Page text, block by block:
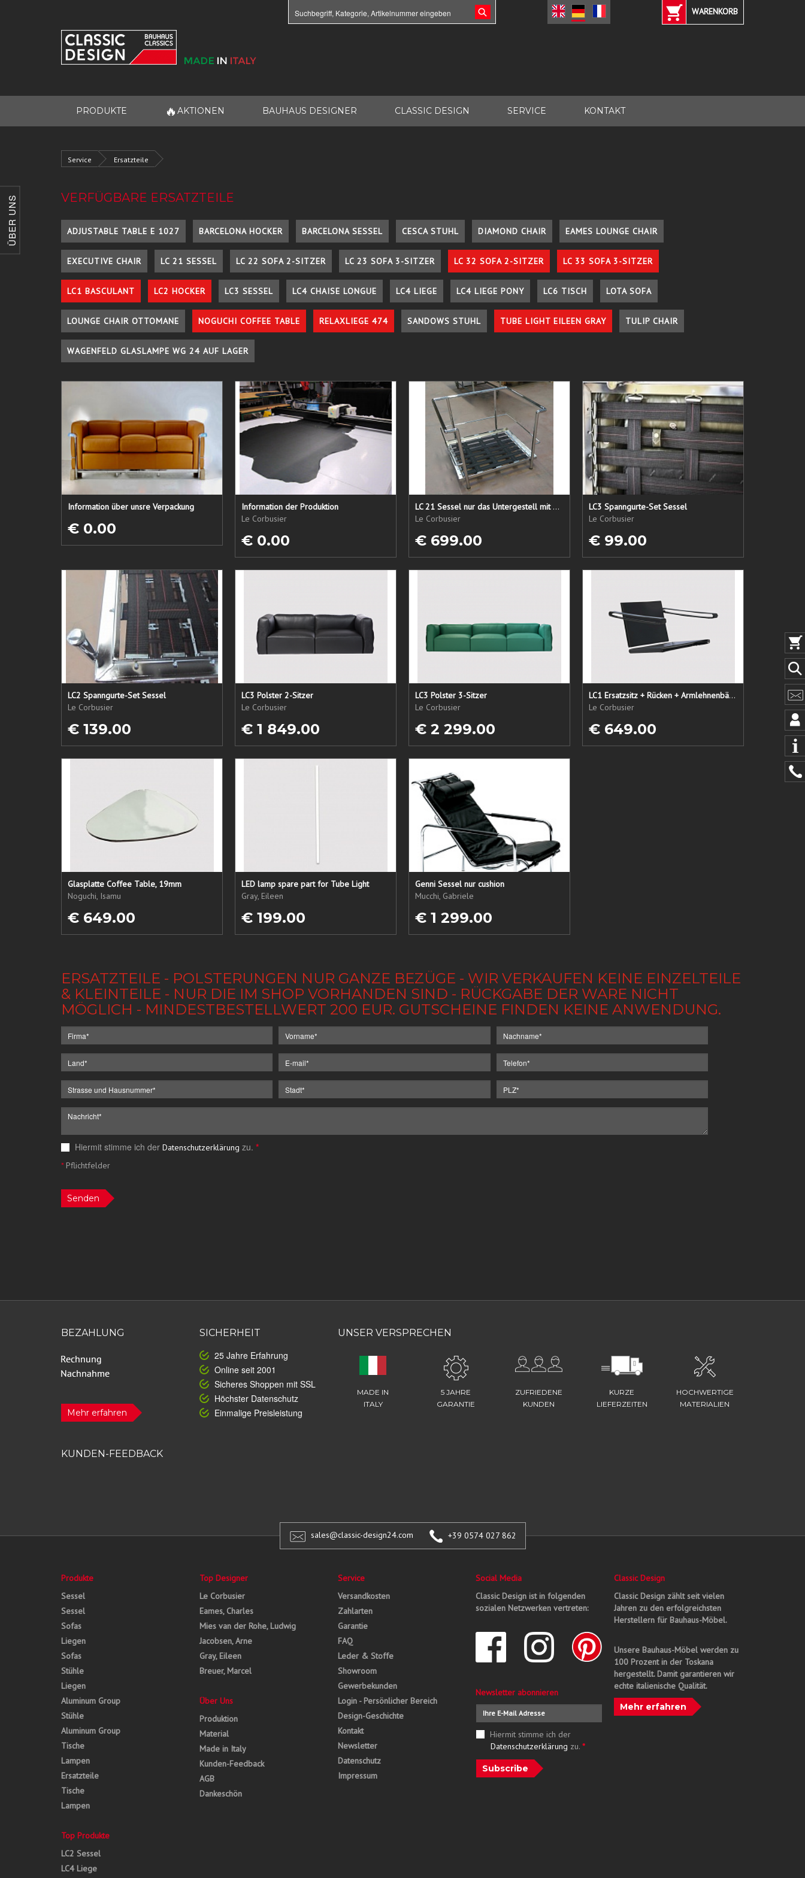
ÜBER UNS
WARENKORB
PRODUKTE 🔥 AKTIONEN BAUHAUS DESIGNER CLASSIC DESIGN SERVICE KONTAKT
Service Ersatzteile
VERFÜGBARE ERSATZTEILE
ADJUSTABLE TABLE E 1027 BARCELONA HOCKER BARCELONA SESSEL CESCA STUHL DIAMOND CHAIR EAMES LOUNGE CHAIR
EXECUTIVE CHAIR LC 21 SESSEL LC 22 SOFA 2-SITZER LC 23 SOFA 3-SITZER LC 32 SOFA 2-SITZER LC 33 SOFA 3-SITZER
LC1 BASCULANT LC2 HOCKER LC3 SESSEL LC4 CHAISE LONGUE LC4 LIEGE LC4 LIEGE PONY LC6 TISCH LOTA SOFA
LOUNGE CHAIR OTTOMANE NOGUCHI COFFEE TABLE RELAXLIEGE 474 SANDOWS STUHL TUBE LIGHT EILEEN GRAY TULIP CHAIR
WAGENFELD GLASLAMPE WG 24 AUF LAGER
Information über unsre Verpackung
€ 0.00
Information der Produktion
Le Corbusier
€ 0.00
LC 21 Sessel nur das Untergestell mit elastischen Straps
Le Corbusier
€ 699.00
LC3 Spanngurte-Set Sessel
Le Corbusier
€ 99.00
LC2 Spanngurte-Set Sessel
Le Corbusier
€ 139.00
LC3 Polster 2-Sitzer
Le Corbusier
€ 1 849.00
LC3 Polster 3-Sitzer
Le Corbusier
€ 2 299.00
LC1 Ersatzsitz + Rücken + Armlehnenbänder
Le Corbusier
€ 649.00
Glasplatte Coffee Table, 19mm
Noguchi, Isamu
€ 649.00
LED lamp spare part for Tube Light
Gray, Eileen
€ 199.00
Genni Sessel nur cushion
Mucchi, Gabriele
€ 1 299.00
ERSATZTEILE - POLSTERUNGEN NUR GANZE BEZÜGE - WIR VERKAUFEN KEINE EINZELTEILE
& KLEINTEILE - NUR DIE IM SHOP VORHANDEN SIND - RÜCKGABE DER WARE NICHT
MÖGLICH - MINDESTBESTELLWERT 200 EUR. GUTSCHEINE FINDEN KEINE ANWENDUNG.
Hiermit stimme ich der Datenschutzerklärung zu. *
*Pflichtfelder
Senden
BEZAHLUNG
Mehr erfahren
SICHERHEIT
25 Jahre Erfahrung
Online seit 2001
Sicheres Shoppen mit SSL
Höchster Datenschutz
Einmalige Preisleistung
UNSER VERSPRECHEN
MADE IN
ITALY
5 JAHRE
GARANTIE
ZUFRIEDENE
KUNDEN
KURZE
LIEFERZEITEN
HOCHWERTIGE
MATERIALIEN
KUNDEN-FEEDBACK
sales@classic-design24.com +39 0574 027 862
Produkte
Sessel
Sessel
Sofas
Liegen
Sofas
Stühle
Liegen
Aluminum Group
Stühle
Aluminum Group
Tische
Lampen
Ersatzteile
Tische
Lampen
Top Produkte
LC2 Sessel
LC4 Liege
Top Designer
Le Corbusier
Eames, Charles
Mies van der Rohe, Ludwig
Jacobsen, Arne
Gray, Eileen
Breuer, Marcel
Über Uns
Produktion
Material
Made in Italy
Kunden-Feedback
AGB
Dankeschön
Service
Versandkosten
Zahlarten
Garantie
FAQ
Leder & Stoffe
Showroom
Gewerbekunden
Login - Persönlicher Bereich
Design-Geschichte
Kontakt
Newsletter
Datenschutz
Impressum
Social Media
Classic Design ist in folgenden
sozialen Netzwerken vertreten:
Newsletter abonnieren
Hiermit stimme ich der
Datenschutzerklärung zu. *
Subscribe
Classic Design
Classic Design zählt seit vielen
Jahren zu den erfolgreichsten
Herstellern für Bauhaus-Möbel.
Unsere Bauhaus-Möbel werden zu
100 Prozent in der Toskana
hergestellt. Damit garantieren wir
echte italienische Qualität.
Mehr erfahren